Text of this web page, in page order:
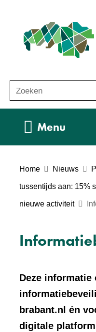
o
e
Zoeken
Menu
Home Nieuws
tussentijds aan: 15%
nieuwe activiteit
Deze informatie
brabant.nl én
digitale